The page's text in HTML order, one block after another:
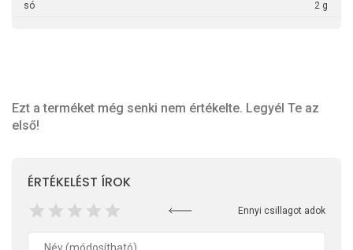
só 2 g
Ezt a terméket még senki nem értékelte. Legyél Te az
első!
ÉRTÉKELÉST ÍROK
Ennyi csillagot adok